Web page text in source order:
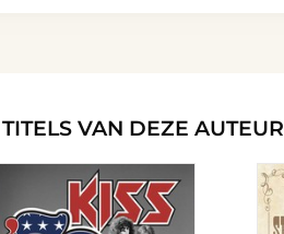
VAN DEZE AUTEUR